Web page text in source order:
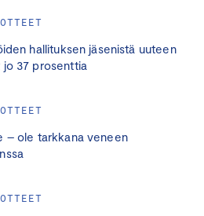
hallituksen jäsenistä uuteen
37 prosenttia
– ole tarkkana veneen